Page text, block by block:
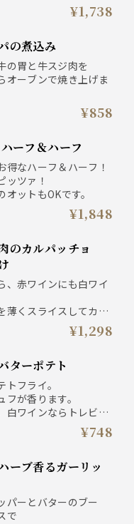
¥1,738
の煮込み
の胃と牛スジ肉を
オーブンで焼き上げま
¥858
ハーフ＆ハーフ
得なハーフ＆ハーフ！
ッツァ！
ットもOKです。
¥1,848
、赤ワインにも白ワイ
薄くスライスしてカル
¥1,298
ターポテト
フライ。
が香ります。
白ワインならトレビア
¥748
パーとバターのブー
で